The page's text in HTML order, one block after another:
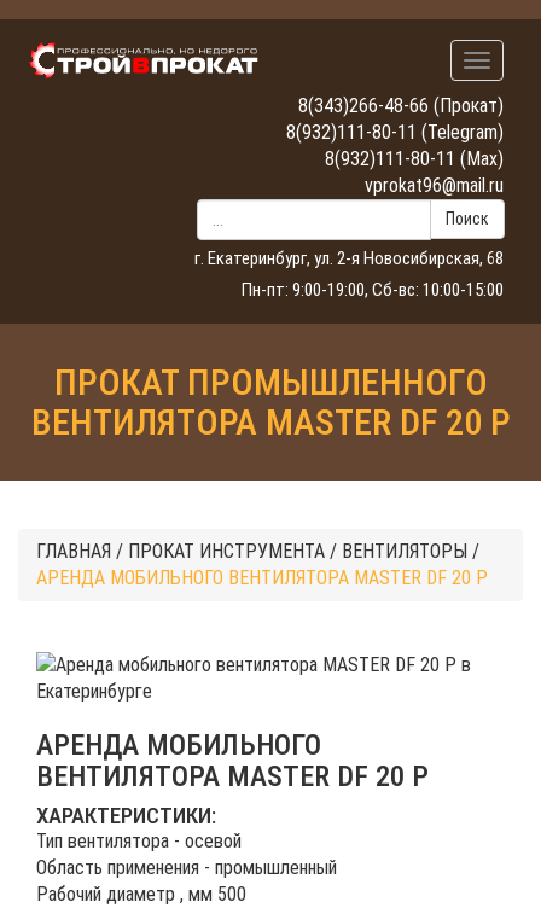
8(343)266-48-66 (Прокат)
8(932)111-80-11 (Telegram)
8(932)111-80-11 (Max)
vprokat96@mail.ru
Поиск
г. Екатеринбург, ул. 2-я Новосибирская, 68
Пн-пт: 9:00-19:00, Сб-вс: 10:00-15:00
ПРОКАТ ПРОМЫШЛЕННОГО
ВЕНТИЛЯТОРА MASTER DF 20 P
ГЛАВНАЯ / ПРОКАТ ИНСТРУМЕНТА / ВЕНТИЛЯТОРЫ /
АРЕНДА МОБИЛЬНОГО ВЕНТИЛЯТОРА MASTER DF 20 P
АРЕНДА МОБИЛЬНОГО
ВЕНТИЛЯТОРА MASTER DF 20 P
ХАРАКТЕРИСТИКИ:
Тип вентилятора - осевой
Область применения - промышленный
Рабочий диаметр , мм 500